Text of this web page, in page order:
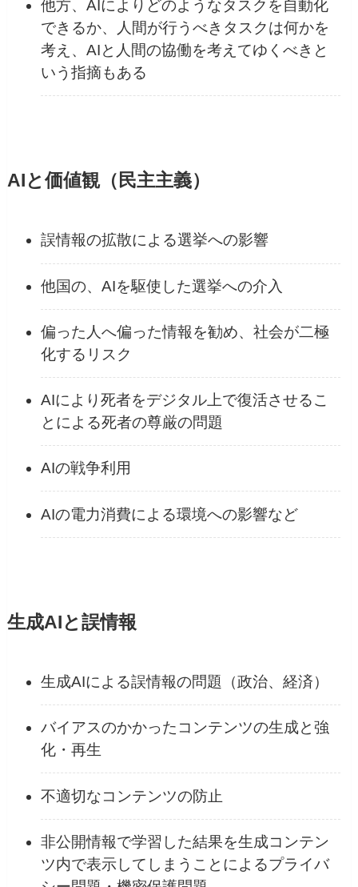
他方、AIによりどのようなタスクを自動化
できるか、人間が行うべきタスクは何かを
考え、AIと人間の協働を考えてゆくべきと
いう指摘もある
AIと価値観（民主主義）
誤情報の拡散による選挙への影響
他国の、AIを駆使した選挙への介入
偏った人へ偏った情報を勧め、社会が二極
化するリスク
AIにより死者をデジタル上で復活させるこ
とによる死者の尊厳の問題
AIの戦争利用
AIの電力消費による環境への影響など
生成AIと誤情報
生成AIによる誤情報の問題（政治、経済）
バイアスのかかったコンテンツの生成と強
化・再生
不適切なコンテンツの防止
非公開情報で学習した結果を生成コンテン
ツ内で表示してしまうことによるプライバ